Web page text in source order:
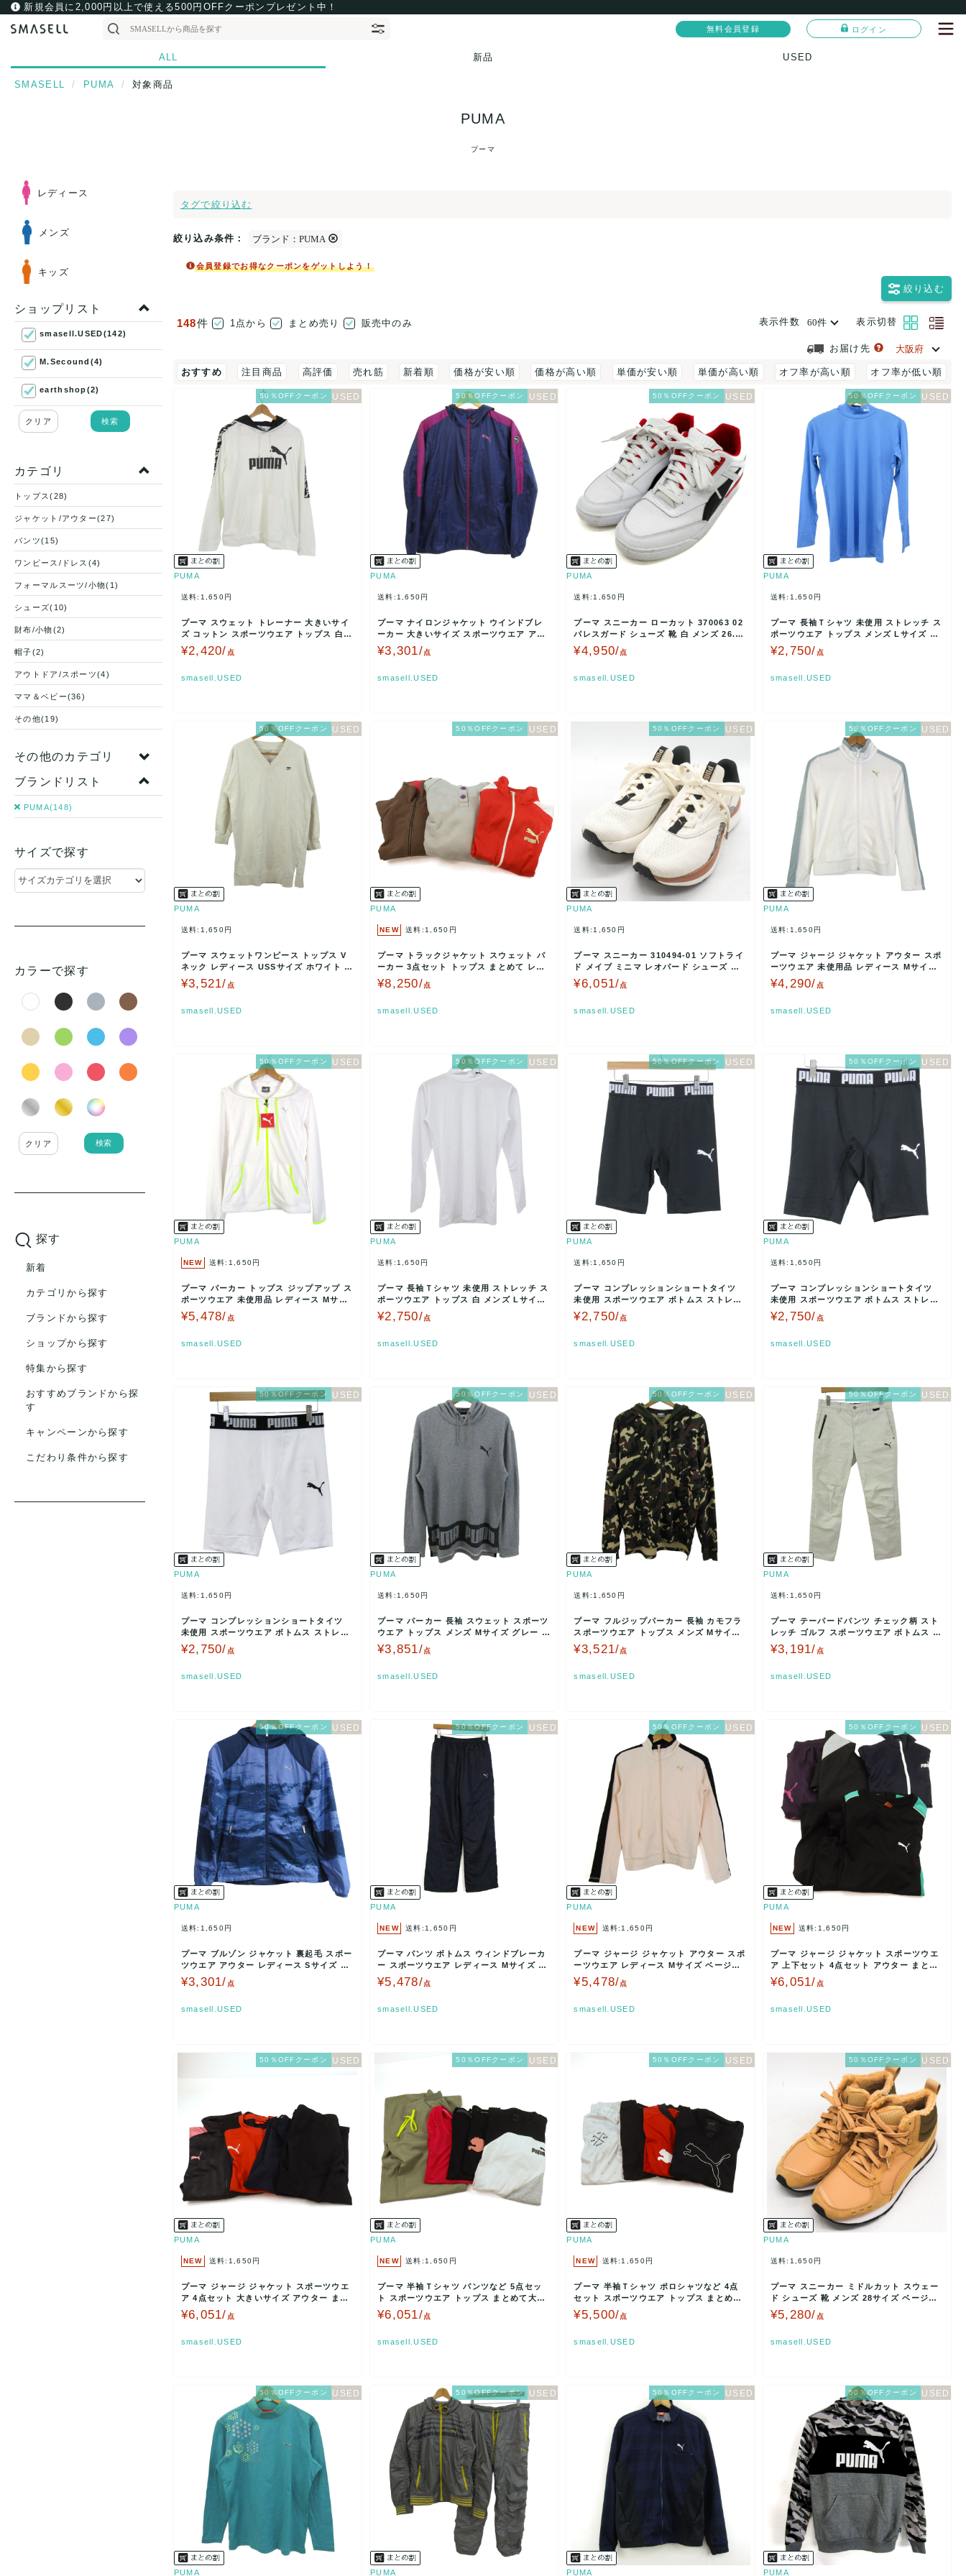
新規会員に2,000円以上で使える500円OFFクーポンプレゼント中！
無料会員登録 ログイン
ALL 新品 USED
SMASELL PUMA 対象商品
PUMA
プーマ
レディース
メンズ
キッズ
ショップリスト
smasell.USED(142)
M.Secound(4)
earthshop(2)
クリア 検索
カテゴリ
トップス(28)
ジャケット/アウター(27)
パンツ(15)
ワンピース/ドレス(4)
フォーマルスーツ/小物(1)
シューズ(10)
財布/小物(2)
帽子(2)
アウトドア/スポーツ(4)
ママ＆ベビー(36)
その他(19)
その他のカテゴリ
ブランドリスト
PUMA(148)
サイズで探す
カラーで探す
クリア 検索
探す
新着
カテゴリから探す
ブランドから探す
ショップから探す
特集から探す
おすすめブランドから探
す
キャンペーンから探す
こだわり条件から探す
タグで絞り込む
絞り込み条件： ブランド：PUMA
会員登録でお得なクーポンをゲットしよう！
絞り込む
148件 1点から まとめ売り 販売中のみ 表示件数 表示切替
お届け先
おすすめ 注目商品 高評価 売れ筋 新着順 価格が安い順 価格が高い順 単価が安い順 単価が高い順 オフ率が高い順 オフ率が低い順
50％OFFクーポン
PUMA
送料:1,650円
プーマ スウェット トレーナー 大きいサイ
ズ コットン スポーツウエア トップス 白
メンズ XLサ…
¥2,420/ 点
smasell.USED
50％OFFクーポン
PUMA
送料:1,650円
プーマ ナイロンジャケット ウインドブレ
ーカー 大きいサイズ スポーツウエア アウ
ター レディース …
¥3,301/点
smasell.USED
50％OFFクーポン
PUMA
送料:1,650円
プーマ スニーカー ローカット 370063 02
パレスガード シューズ 靴 白 メンズ 26.
5…
¥4,950/点
smasell.USED
50％OFFクーポン
PUMA
送料:1,650円
プーマ 長袖Ｔシャツ 未使用 ストレッチ ス
ポーツウエア トップス メンズ Lサイズ ブ
ルー PUM…
¥2,750/ 点
smasell.USED
50％OFFクーポン
PUMA
送料:1,650円
プーマ スウェットワンピース トップス V
ネック レディース USSサイズ ホワイト P
UMA 【中…
¥3,521/ 点
smasell.USED
50％OFFクーポン
PUMA
NEW 送料:1,650円
プーマ トラックジャケット スウェット パ
ーカー 3点セット トップス まとめて レデ
ィース Mサイ…
¥8,250/点
smasell.USED
50％OFFクーポン
PUMA
送料:1,650円
プーマ スニーカー 310494-01 ソフトライ
ド メイブ ミニマ レオパード シューズ 靴
レデ…
¥6,051/点
smasell.USED
50％OFFクーポン
PUMA
送料:1,650円
プーマ ジャージ ジャケット アウター スポ
ーツウエア 未使用品 レディース Mサイズ
ホワイト P…
¥4,290/ 点
smasell.USED
50％OFFクーポン
PUMA
NEW 送料:1,650円
プーマ パーカー トップス ジップアップ ス
ポーツウエア 未使用品 レディース Mサイ
ズ ホワイト …
¥5,478/ 点
smasell.USED
50％OFFクーポン
PUMA
送料:1,650円
プーマ 長袖Ｔシャツ 未使用 ストレッチ ス
ポーツウエア トップス 白 メンズ Lサイズ
ホワイト …
¥2,750/点
smasell.USED
50％OFFクーポン
PUMA
送料:1,650円
プーマ コンプレッションショートタイツ
未使用 スポーツウエア ボトムス ストレッ
チ 黒 メンズ L…
¥2,750/点
smasell.USED
50％OFFクーポン
PUMA
送料:1,650円
プーマ コンプレッションショートタイツ
未使用 スポーツウエア ボトムス ストレッ
チ 黒 メンズ A…
¥2,750/ 点
smasell.USED
50％OFFクーポン
PUMA
送料:1,650円
プーマ コンプレッションショートタイツ
未使用 スポーツウエア ボトムス ストレッ
チ 白黒 メンズ …
¥2,750/ 点
smasell.USED
50％OFFクーポン
PUMA
送料:1,650円
プーマ パーカー 長袖 スウェット スポーツ
ウエア トップス メンズ Mサイズ グレー P
UMA 【…
¥3,851/点
smasell.USED
50％OFFクーポン
PUMA
送料:1,650円
プーマ フルジップパーカー 長袖 カモフラ
スポーツウエア トップス メンズ Mサイズ
カーキ PU…
¥3,521/点
smasell.USED
50％OFFクーポン
PUMA
送料:1,650円
プーマ テーパードパンツ チェック柄 スト
レッチ ゴルフ スポーツウエア ボトムス メ
ンズ Mサイズ…
¥3,191/ 点
smasell.USED
50％OFFクーポン
PUMA
送料:1,650円
プーマ ブルゾン ジャケット 裏起毛 スポー
ツウエア アウター レディース Sサイズ ネ
イビー×パー…
¥3,301/ 点
smasell.USED
50％OFFクーポン
PUMA
NEW 送料:1,650円
プーマ パンツ ボトムス ウィンドブレーカ
ー スポーツウエア レディース Mサイズ ネ
イビー PUM…
¥5,478/点
smasell.USED
50％OFFクーポン
PUMA
NEW 送料:1,650円
プーマ ジャージ ジャケット アウター スポ
ーツウエア レディース Mサイズ ベージュ×
ブラック P…
¥5,478/点
smasell.USED
50％OFFクーポン
PUMA
NEW 送料:1,650円
プーマ ジャージ ジャケット スポーツウエ
ア 上下セット 4点セット アウター まとめ
て メンズ L…
¥6,051/ 点
smasell.USED
50％OFFクーポン
PUMA
NEW 送料:1,650円
プーマ ジャージ ジャケット スポーツウエ
ア 4点セット 大きいサイズ アウター まと
めて メンズ …
¥6,051/ 点
smasell.USED
50％OFFクーポン
PUMA
NEW 送料:1,650円
プーマ 半袖Ｔシャツ パンツなど 5点セッ
ト スポーツウエア トップス まとめて大量
レディース X…
¥6,051/点
smasell.USED
50％OFFクーポン
PUMA
NEW 送料:1,650円
プーマ 半袖Ｔシャツ ポロシャツなど 4点
セット スポーツウエア トップス まとめて
レディース メ…
¥5,500/点
smasell.USED
50％OFFクーポン
PUMA
送料:1,650円
プーマ スニーカー ミドルカット スウェー
ド シューズ 靴 メンズ 28サイズ ベージュ
PUMA …
¥5,280/ 点
smasell.USED
50％OFFクーポン
PUMA
50％OFFクーポン
PUMA
50％OFFクーポン
PUMA
50％OFFクーポン
PUMA